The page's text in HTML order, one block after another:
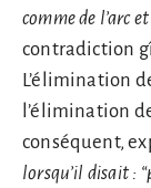
comme de l’arc
contradiction
L’élimination
l’élimination
conséquent,
lorsqu’il disait : “